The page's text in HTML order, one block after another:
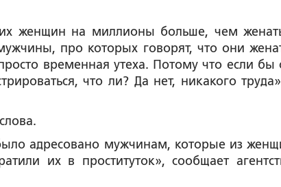
женщин на миллионы больше, чем
про которых говорят, что они
временная утеха. Потому что если бы
что ли? Да нет, никакого
адресовано мужчинам, которые из
их в проституток», сообщает